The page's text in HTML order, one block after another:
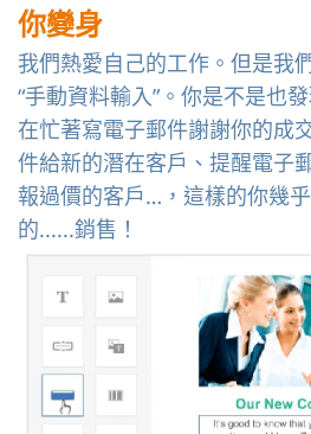
你變身
我們熱愛自己的工作。但是我
“手動資料輸入”。你是不是也
在忙著寫電子郵件謝謝你的成
件給新的潛在客戶、提醒電子
報過價的客戶…，這樣的你幾
的......銷售！